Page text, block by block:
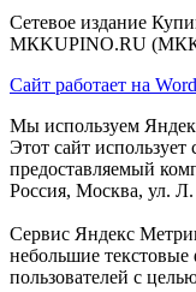
Сетевое издание
МКKUPINO.RU
Сайт работает на
Мы используем
Этот сайт
предоставляемый
Россия, Москва, ул.
Сервис Яндекс
небольшие
пользователей с